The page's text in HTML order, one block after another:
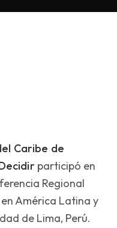
Caribe de
participó en
Regional
América Latina y
de Lima, Perú.